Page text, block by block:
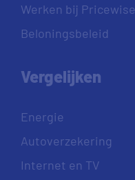
Werken bij Pricewise
Beloningsbeleid
Vergelijken
Energie
Autoverzekering
Internet en TV